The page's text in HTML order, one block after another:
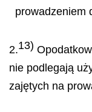
prowadzeniem
2.13)
nie podlegają
zajętych na